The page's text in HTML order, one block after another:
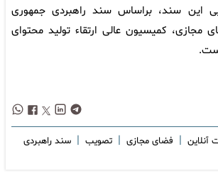
این سند، براساس سند راهبردی جمهوری
مجازی، کمیسیون عالی ارتقاء تولید محتوای
آنلاین | فضای مجازی | تصویب | سند راهبردی